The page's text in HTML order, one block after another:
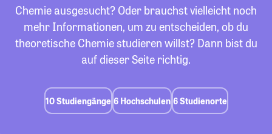
Chemie ausgesucht? Oder brauchst vielleicht noch
mehr Informationen, um zu entscheiden, ob du
theoretische Chemie studieren willst? Dann bist du
auf dieser Seite richtig.
10 Studiengänge 6 Hochschulen 6 Studienorte